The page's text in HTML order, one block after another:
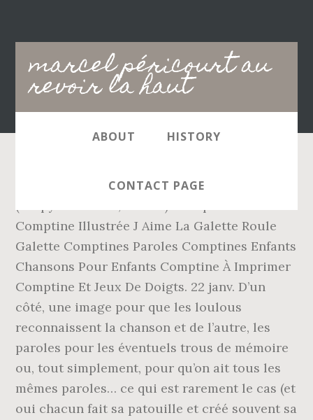
marcel péricourt au
revoir la haut
Main
navigation
ABOUT HISTORY
CONTACT PAGE
Cinémas Les Toiles Crépy, Crépy-en-Valois
Comptine Illustrée J Aime La Galette Roule
Galette Comptines Paroles Comptines Enfants
Chansons Pour Enfants Comptine À Imprimer
Comptine Et Jeux De Doigts. 22 janv. D’un
côté, une image pour que les loulous
reconnaissent la chanson et de l’autre, les
paroles pour les éventuels trous de mémoire
ou, tout simplement, pour qu’on ait tous les
mêmes paroles… ce qui est rarement le cas (et
oui chacun fait sa patouille et créé souvent sa